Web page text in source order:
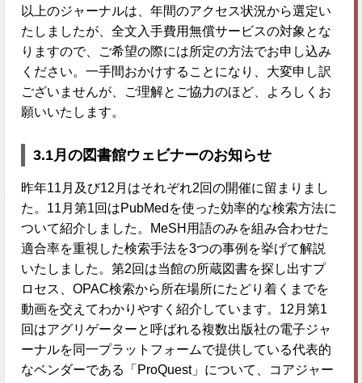
以上のジャーナルは、年間のアクセス状況から選定い
たしましたが、全文入手費用無償サービスの対象とな
りますので、ご希望の際には所定の方法でお申し込み
ください。一手間おかけすることになり、大変申し訳
ございませんが、ご理解とご協力のほど、よろしくお
願いいたします。
3.1月の図書館ウェビナーのお知らせ
昨年11月及び12月はそれぞれ2回の開催に留まりまし
た。11月第1回はPubMedを使った効率的な検索方法に
ついて紹介しました。MeSH用語のみを組み合わせた
適合率を重視した検索手法を3つの事例を挙げて解説
いたしました。第2回は当館の所蔵図書を探し出すプ
ロセス、OPAC検索から所在場所にたどり着くまでを
動画を交えてわかりやすく紹介しています。12月第1
回はアグリゲーターと呼ばれる複数出版社の電子ジャ
ーナルを同一プラットフォームで提供している代表的
なベンダーである「ProQuest」について、コアジャー